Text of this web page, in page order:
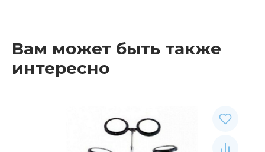
Вам может быть также
интересно